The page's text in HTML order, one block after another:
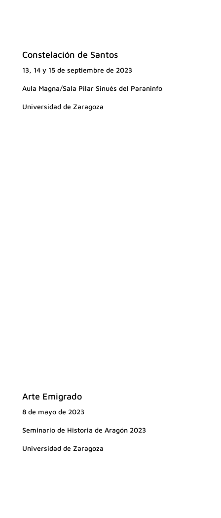
Constelación de Santos
13, 14 y 15 de septiembre de 2023
Aula Magna/Sala Pilar Sinués del Paraninfo
Universidad de Zaragoza
Arte Emigrado
8 de mayo de 2023
Seminario de Historia de Aragón 2023
Universidad de Zaragoza